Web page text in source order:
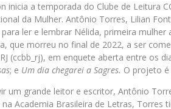
inicia a temporada do Clube de Leitura
da Mulher. Antônio Torres, Lilian
ler e lembrar Nélida, primeira mulher
que morreu no final de 2022, a ser
(ccbb_rj), em enquete aberta entre os
; e Um dia chegarei a Sagres. O projeto
um grande leitor e escritor, Antônio
Academia Brasileira de Letras, Torres